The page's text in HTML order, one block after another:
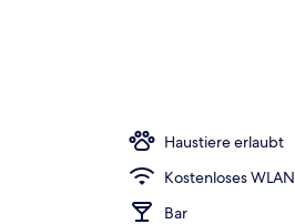
Haustiere erlaubt
Kostenloses WLAN
Bar